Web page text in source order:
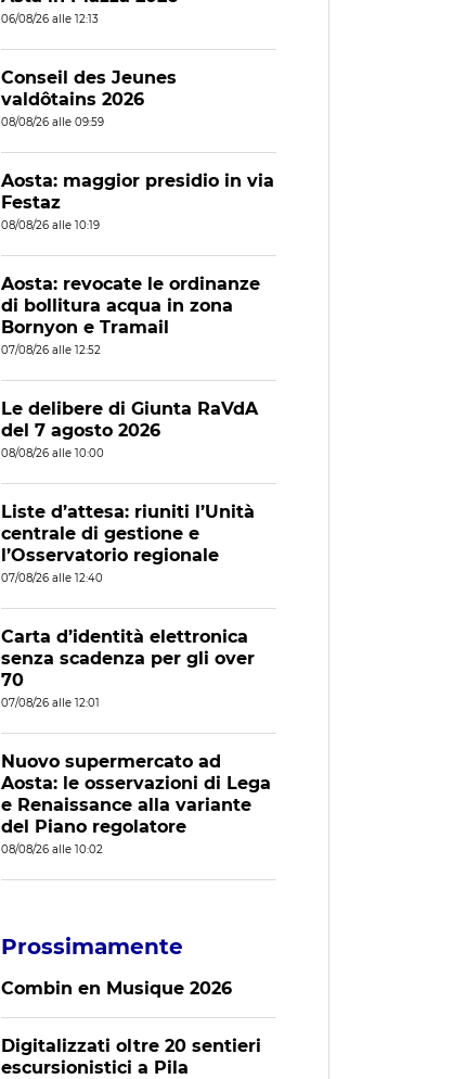
06/08/26 alle 12:13
Conseil des Jeunes
valdôtains 2026
08/08/26 alle 09:59
Aosta: maggior presidio in via
Festaz
08/08/26 alle 10:19
Aosta: revocate le ordinanze
di bollitura acqua in zona
Bornyon e Tramail
07/08/26 alle 12:52
Le delibere di Giunta RaVdA
del 7 agosto 2026
08/08/26 alle 10:00
Liste d’attesa: riuniti l’Unità
centrale di gestione e
l’Osservatorio regionale
07/08/26 alle 12:40
Carta d’identità elettronica
senza scadenza per gli over
70
07/08/26 alle 12:01
Nuovo supermercato ad
Aosta: le osservazioni di Lega
e Renaissance alla variante
del Piano regolatore
08/08/26 alle 10:02
Prossimamente
Combin en Musique 2026
Digitalizzati oltre 20 sentieri
escursionistici a Pila